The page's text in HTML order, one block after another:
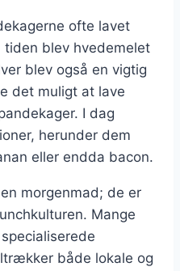
ofte lavet
tiden blev hvedemelet
blev også en vigtig
det muligt at lave
I dag
herunder dem
eller endda bacon.
morgenmad; de er
Mange
både lokale og